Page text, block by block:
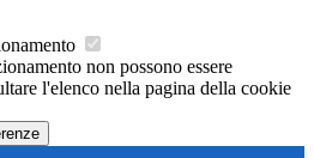
non possono essere
l'elenco nella pagina della cookie